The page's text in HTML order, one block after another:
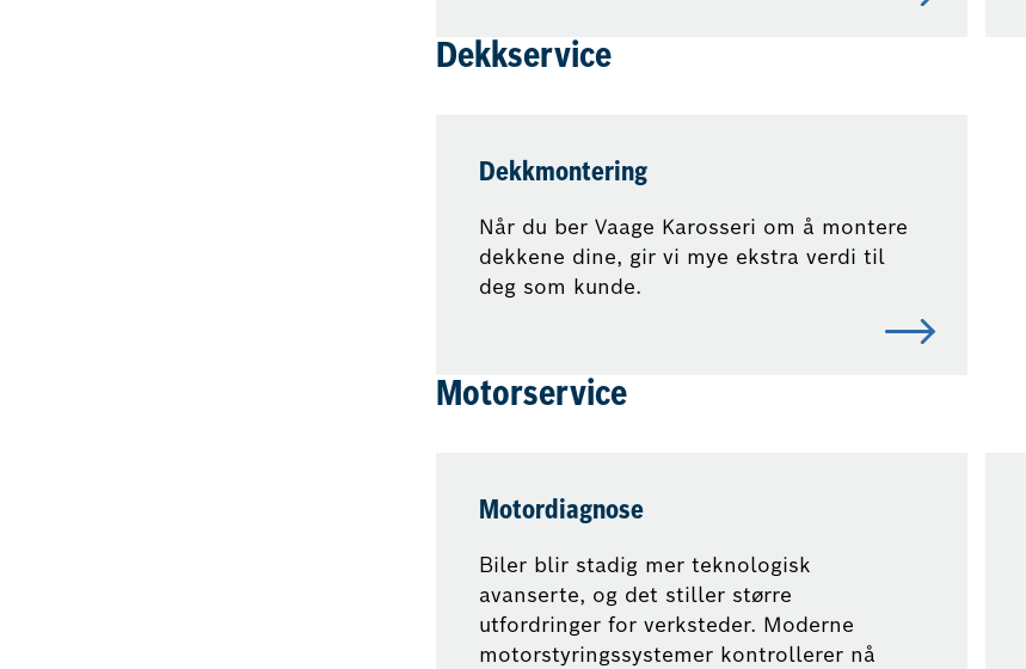
Dekkservice
Dekkmontering
Når du ber Vaage Karosseri om å montere
dekkene dine, gir vi mye ekstra verdi til
deg som kunde.
Motorservice
Motordiagnose
Biler blir stadig mer teknologisk
avanserte, og det stiller større
utfordringer for verksteder. Moderne
motorstyringssystemer kontrollerer nå